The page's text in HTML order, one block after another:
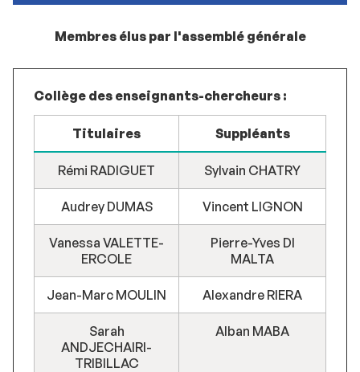
Membres élus par l'assemblé générale
Collège des enseignants-chercheurs :
Titulaires Suppléants
Rémi RADIGUET Sylvain CHATRY
Audrey DUMAS Vincent LIGNON
Vanessa VALETTE-
ERCOLE
Pierre-Yves DI
MALTA
Jean-Marc MOULIN Alexandre RIERA
Sarah
ANDJECHAIRI-
TRIBILLAC
Alban MABA